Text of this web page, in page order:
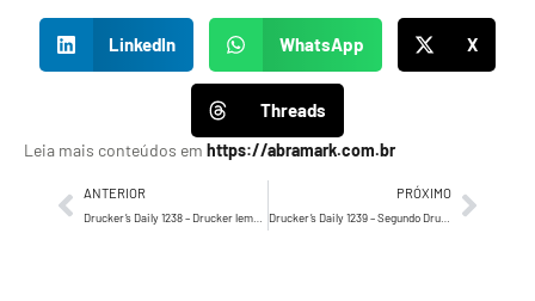
LinkedIn WhatsApp X
Threads
Leia mais conteúdos em https://abramark.com.br
ANTERIOR PRÓXIMO
Drucker’s Daily 1239 – Segundo Drucker, o que é ser Líder, em 11 palavras…